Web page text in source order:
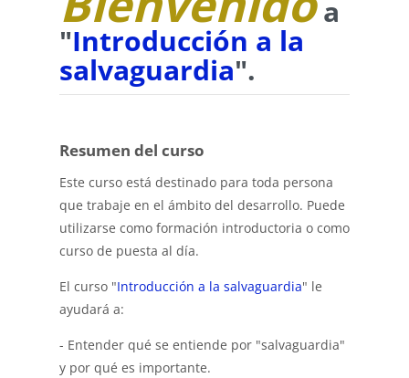
a
"Introducción a la
salvaguardia".
Resumen del curso
Este curso está destinado para toda persona
que trabaje en el ámbito del desarrollo. Puede
utilizarse como formación introductoria o como
curso de puesta al día.
El curso "Introducción a la salvaguardia" le
ayudará a:
- Entender qué se entiende por "salvaguardia"
y por qué es importante.